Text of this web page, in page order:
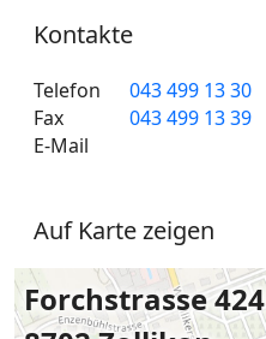
Kontakte
Telefon
043 499 13 30
Fax
043 499 13 39
E-Mail
Auf Karte zeigen
Forchstrasse 424